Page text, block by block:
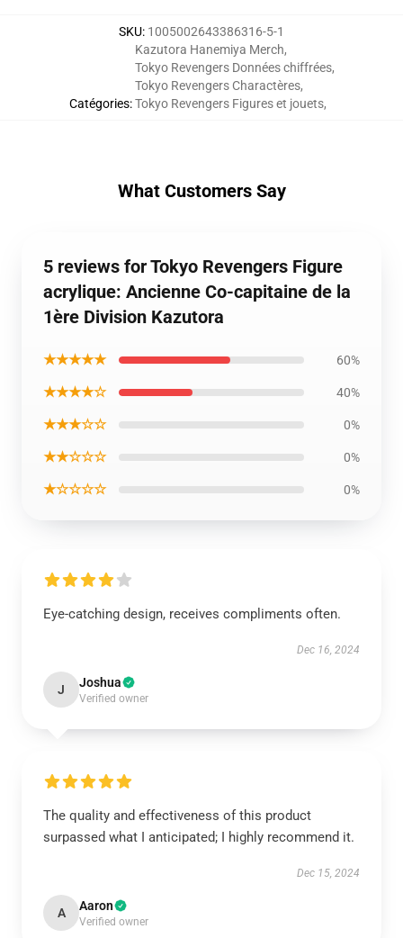
SKU: 1005002643386316-5-1
Catégories:
Kazutora Hanemiya Merch,
Tokyo Revengers Données chiffrées,
Tokyo Revengers Charactères,
Tokyo Revengers Figures et jouets,
What Customers Say
5 reviews for Tokyo Revengers Figure
acrylique: Ancienne Co-capitaine de la
1ère Division Kazutora
★★★★★ 60%
★★★★☆ 40%
★★★☆☆ 0%
★★☆☆☆ 0%
★☆☆☆☆ 0%
Eye-catching design, receives compliments often.
Dec 16, 2024
J Joshua
Verified owner
The quality and effectiveness of this product
surpassed what I anticipated; I highly recommend it.
Dec 15, 2024
A Aaron
Verified owner